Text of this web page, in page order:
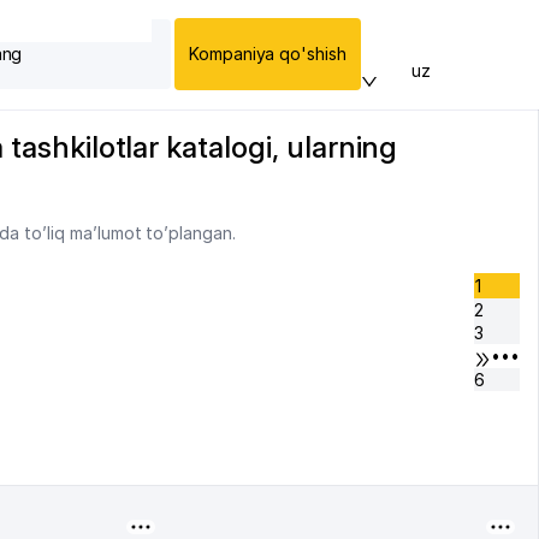
Kompaniya qo'shish
uz
tashkilotlar katalogi, ularning
to’liq ma’lumot to’plangan.
1
2
3
•••
6